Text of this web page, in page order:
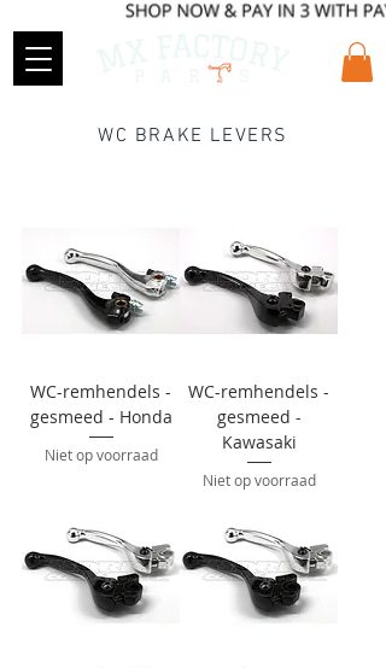
WC BRAKE LEVERS
WC-remhendels -
gesmeed - Honda
Niet op voorraad
WC-remhendels -
gesmeed -
Kawasaki
Niet op voorraad